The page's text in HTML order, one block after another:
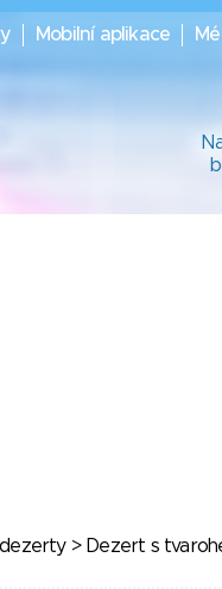
Mobilní aplikace
> Dezert s